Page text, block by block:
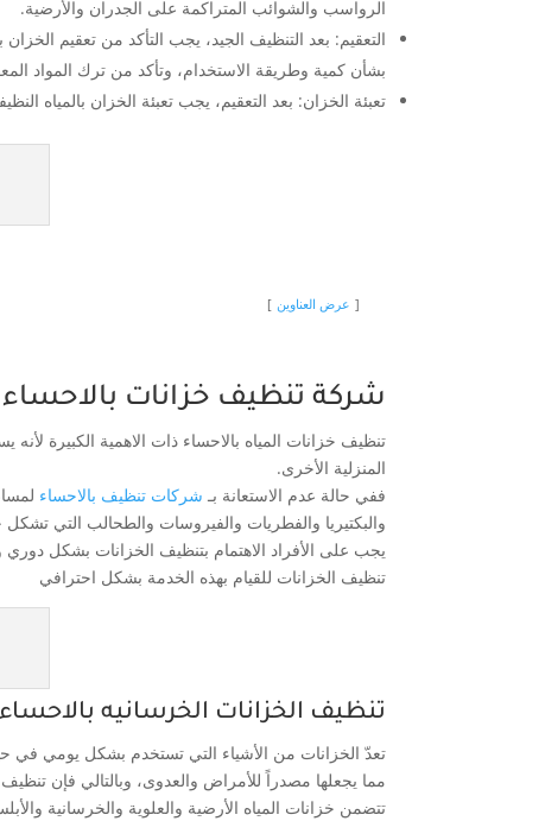
الرواسب والشوائب المتراكمة على الجدران والأرضية.
التعقيم: بعد التنظيف الجيد، يجب التأكد من تعقيم
بشأن كمية وطريقة الاستخدام، وتأكد من ترك المواد
تعبئة الخزان: بعد التعقيم، يجب تعبئة الخزان بالمياه
عرض العناوين
شركة تنظيف خزانات بالاحساء
تنظيف خزانات المياه بالاحساء ذات الاهمية الكبيرة
المنزلية الأخرى.
ففي حالة عدم الاستعانة بـ شركات تنظيف بالاحساء
والبكتيريا والفطريات والفيروسات والطحالب التي
يجب على الأفراد الاهتمام بتنظيف الخزانات بشكل
تنظيف الخزانات للقيام بهذه الخدمة بشكل احترافي
تنظيف الخزانات الخرسانيه بالاحساء
تعدّ الخزانات من الأشياء التي تستخدم بشكل يومي في
مما يجعلها مصدراً للأمراض والعدوى، وبالتالي فإن
تتضمن خزانات المياه الأرضية والعلوية والخرسانية